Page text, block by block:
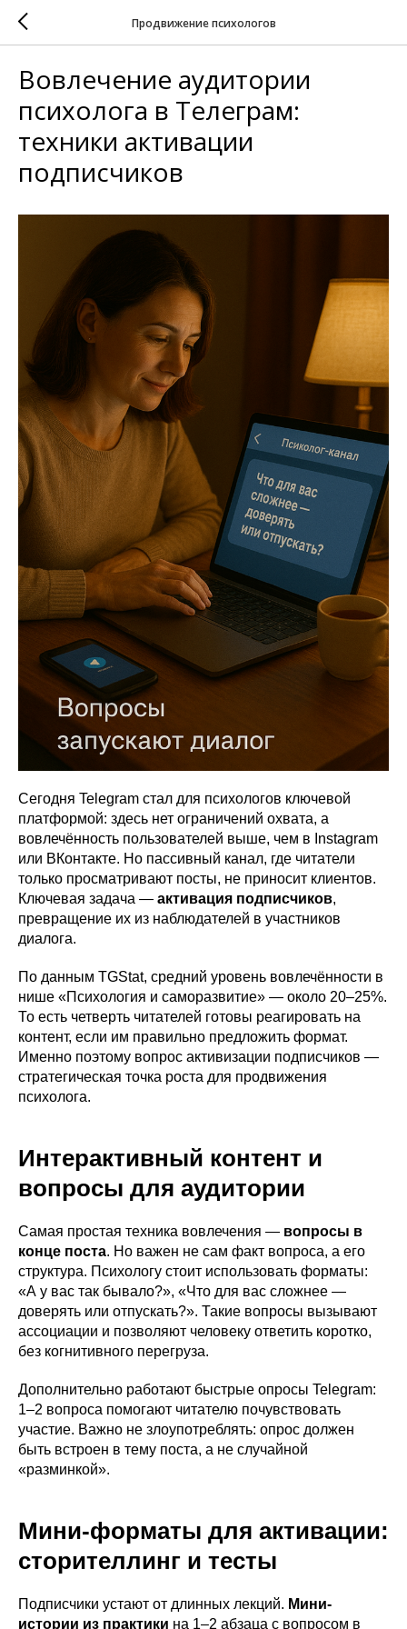
Продвижение психологов
Вовлечение аудитории
психолога в Телеграм:
техники активации
подписчиков
Сегодня Telegram стал для психологов ключевой
платформой: здесь нет ограничений охвата, а
вовлечённость пользователей выше, чем в Instagram
или ВКонтакте. Но пассивный канал, где читатели
только просматривают посты, не приносит клиентов.
Ключевая задача — активация подписчиков,
превращение их из наблюдателей в участников
диалога.
По данным TGStat, средний уровень вовлечённости в
нише «Психология и саморазвитие» — около 20–25%.
То есть четверть читателей готовы реагировать на
контент, если им правильно предложить формат.
Именно поэтому вопрос активизации подписчиков —
стратегическая точка роста для продвижения
психолога.
Интерактивный контент и
вопросы для аудитории
Самая простая техника вовлечения — вопросы в
конце поста. Но важен не сам факт вопроса, а его
структура. Психологу стоит использовать форматы:
«А у вас так бывало?», «Что для вас сложнее —
доверять или отпускать?». Такие вопросы вызывают
ассоциации и позволяют человеку ответить коротко,
без когнитивного перегруза.
Дополнительно работают быстрые опросы Telegram:
1–2 вопроса помогают читателю почувствовать
участие. Важно не злоупотреблять: опрос должен
быть встроен в тему поста, а не случайной
«разминкой».
Мини-форматы для активации:
сторителлинг и тесты
Подписчики устают от длинных лекций. Мини-
истории из практики на 1–2 абзаца с вопросом в